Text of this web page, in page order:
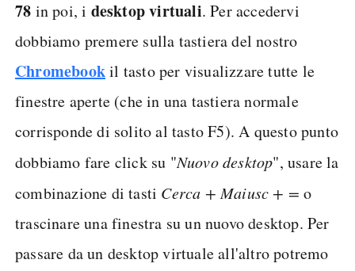
78 in poi, i desktop virtuali. Per accedervi
dobbiamo premere sulla tastiera del nostro
Chromebookil tasto per visualizzare tutte le
finestre aperte (che in una tastiera normale
corrisponde di solito al tasto F5). A questo punto
dobbiamo fare click su "Nuovo desktop", usare la
combinazione di tasti Cerca + Maiusc + = o
trascinare una finestra su un nuovo desktop. Per
passare da un desktop virtuale all'altro potremo